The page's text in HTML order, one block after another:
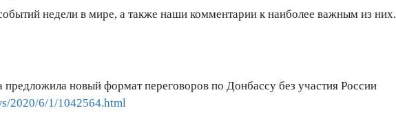
недели в мире, а также наши комментарии к наиболее важным из них.
предложила новый формат переговоров по Донбассу без участия России
2020/6/1/1042564.html